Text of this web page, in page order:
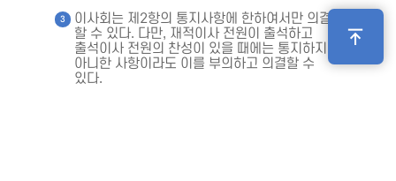
이사회는 제2항의 통지사항에 한하여서만 의결
할 수 있다. 다만, 재적이사 전원이 출석하고
출석이사 전원의 찬성이 있을 때에는 통지하지
아니한 사항이라도 이를 부의하고 의결할 수
있다.